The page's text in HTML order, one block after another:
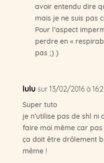
avoir entendu dire
mais je ne suis pas
Pour l’aspect
perdre en «
pas ;) )
lulu sur 13/02/2016 à
Super tuto
je n’utilise pas de shl
faire moi même car
ça doit être drôlement
même !